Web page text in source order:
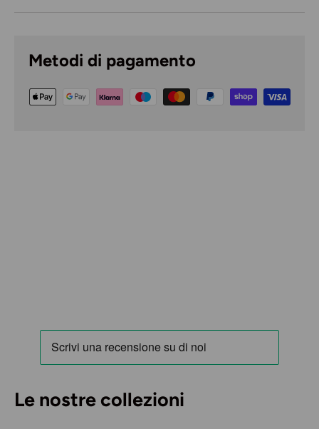
Metodi di pagamento
Le nostre collezioni